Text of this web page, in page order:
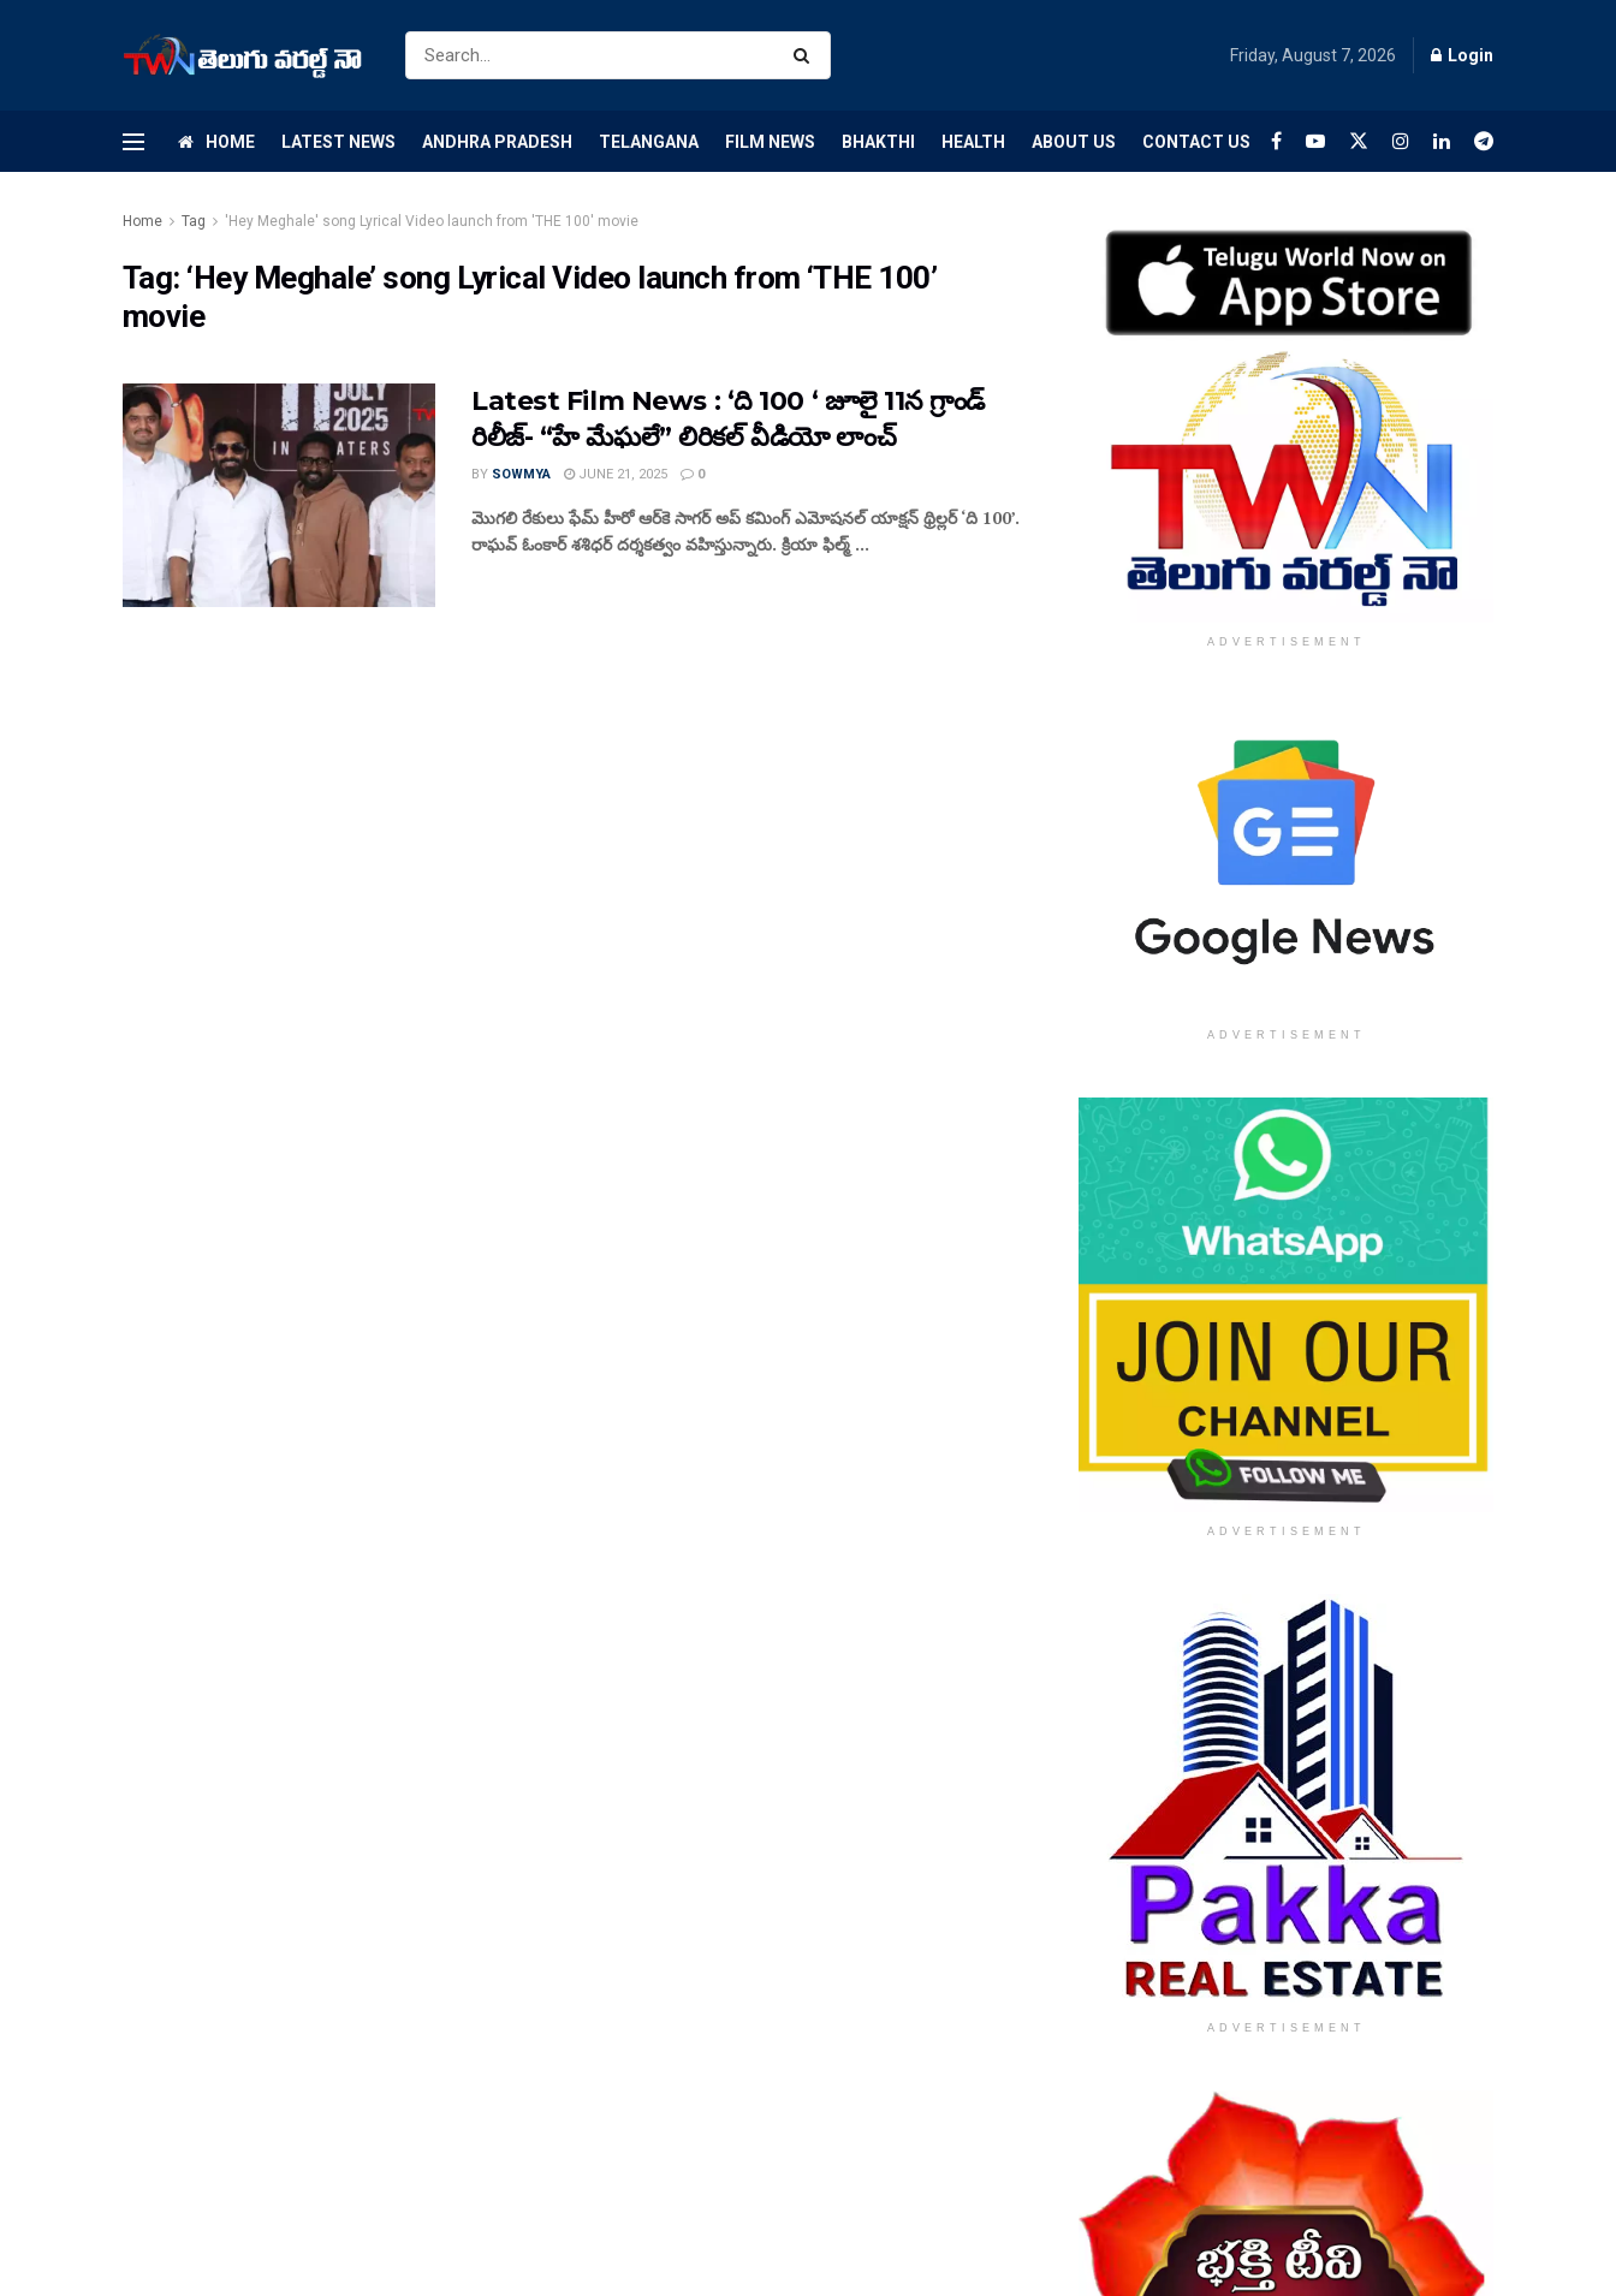
Friday, August 7, 2026 Login
HOME LATEST NEWS ANDHRA PRADESH TELANGANA FILM NEWS BHAKTHI HEALTH ABOUT US CONTACT US
Home Tag 'Hey Meghale' song Lyrical Video launch from 'THE 100' movie
Tag: ‘Hey Meghale’ song Lyrical Video launch from ‘THE 100’
movie
Latest Film News : ‘ది 100 ‘ జూలై 11న గ్రాండ్
రిలీజ్- “హే మేఘలే” లిరికల్ వీడియో లాంచ్
BY SOWMYA JUNE 21, 2025 0
మొగలి రేకులు ఫేమ్ హీరో ఆర్‌కె సాగర్ అప్ కమింగ్ ఎమోషనల్ యాక్షన్ థ్రిల్లర్ ‘ది 100’.
రాఘవ్ ఓంకార్ శశిధర్ దర్శకత్వం వహిస్తున్నారు. క్రియా ఫిల్మ్ ...
ADVERTISEMENT
ADVERTISEMENT
ADVERTISEMENT
ADVERTISEMENT